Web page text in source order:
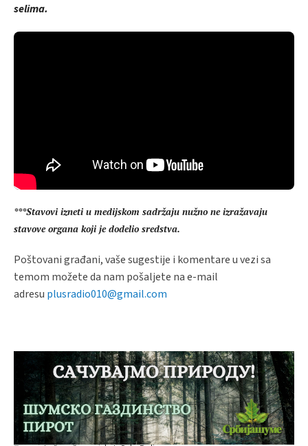
selima.
***Stavovi izneti u medijskom sadržaju nužno ne izražavaju
stavove organa koji je dodelio sredstva.
Poštovani građani, vaše sugestije i komentare u vezi sa
temom možete da nam pošaljete na e-mail
adresu plusradio010@gmail.com